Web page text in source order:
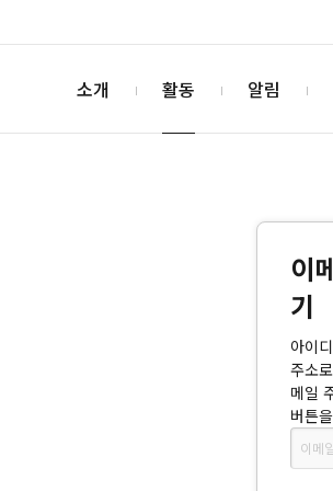
소개 활동 알림
이
기
아이
주소
메일
버튼